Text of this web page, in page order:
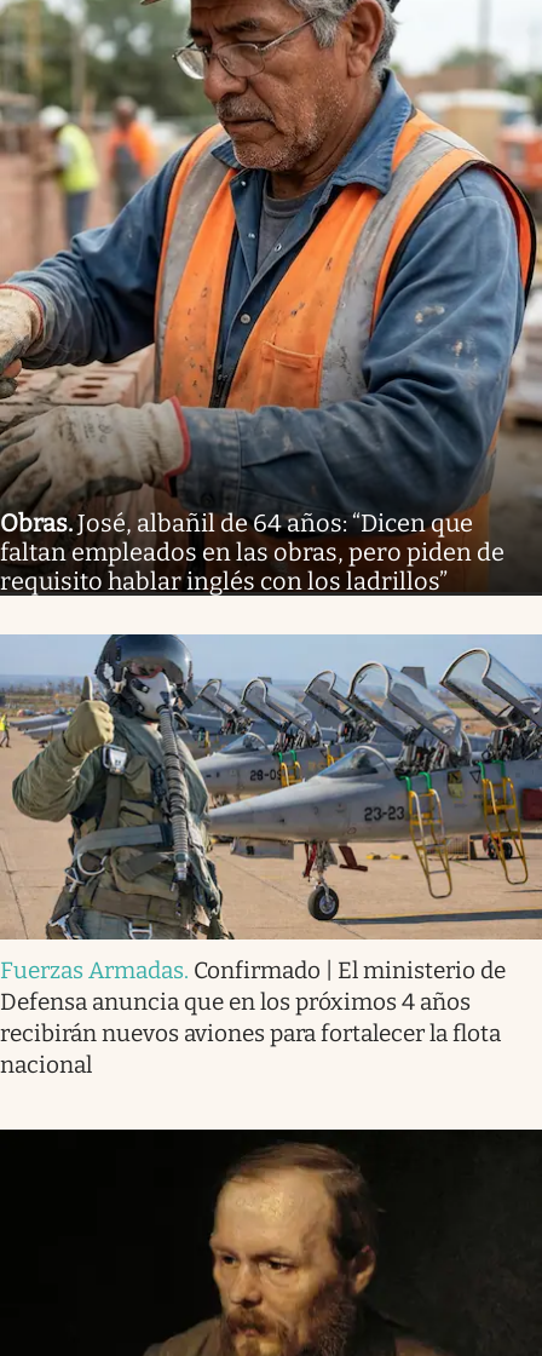
Obras.José, albañil de 64 años: “Dicen que
faltan empleados en las obras, pero piden de
requisito hablar inglés con los ladrillos”
Fuerzas Armadas. Confirmado | El ministerio de
Defensa anuncia que en los próximos 4 años
recibirán nuevos aviones para fortalecer la flota
nacional